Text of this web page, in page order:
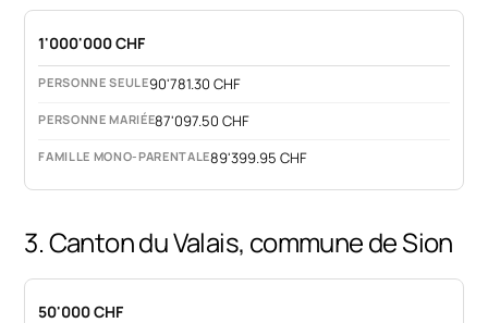
1'000'000 CHF
90'781.30 CHF
87'097.50 CHF
89'399.95 CHF
3. Canton du Valais, commune de Sion
50'000 CHF